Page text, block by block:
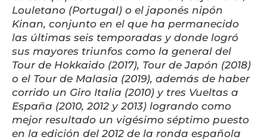
Louletano (Portugal) o el japonés nipón
Kinan, conjunto en el que ha permanecido
las últimas seis temporadas y donde logró
sus mayores triunfos como la general del
Tour de Hokkaido (2017), Tour de Japón (2018)
o el Tour de Malasia (2019), además de haber
corrido un Giro Italia (2010) y tres Vueltas a
España (2010, 2012 y 2013) logrando como
mejor resultado un vigésimo séptimo puesto
en la edición del 2012 de la ronda española